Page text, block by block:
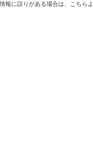
報に誤りがある場合は、こちらよ